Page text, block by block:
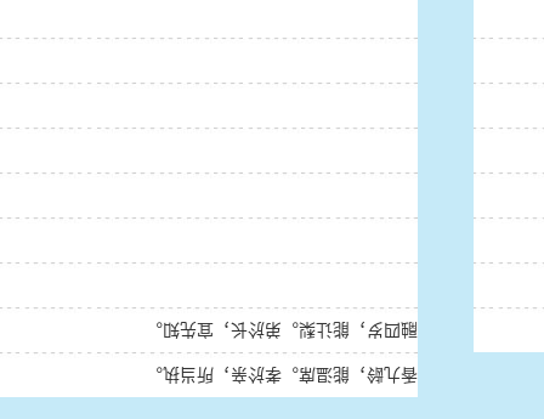
香九龄，能温席。孝於亲，所当执。
融四岁，能让梨。弟於长，宜先知。